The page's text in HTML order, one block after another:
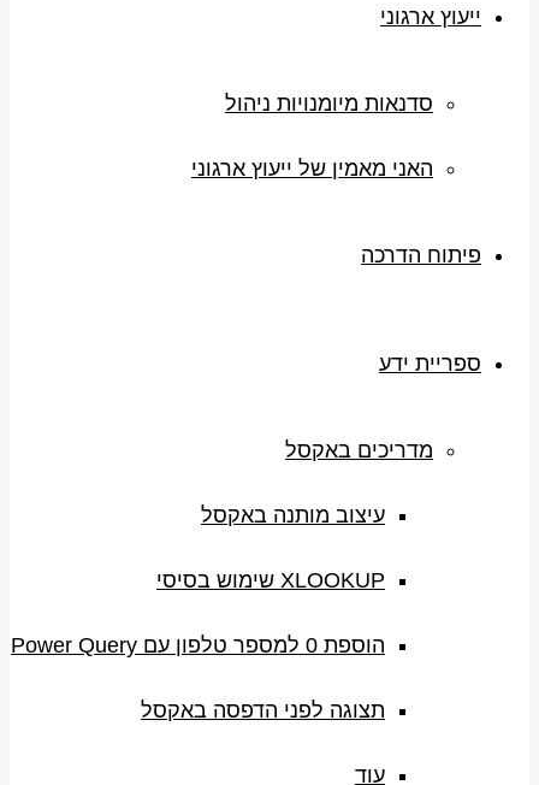
ייעוץ ארגוני
סדנאות מיומנויות ניהול
האני מאמין של ייעוץ ארגוני
פיתוח הדרכה
ספריית ידע
מדריכים באקסל
עיצוב מותנה באקסל
XLOOKUP שימוש בסיסי
הוספת 0 למספר טלפון עם Power Query
תצוגה לפני הדפסה באקסל
עוד